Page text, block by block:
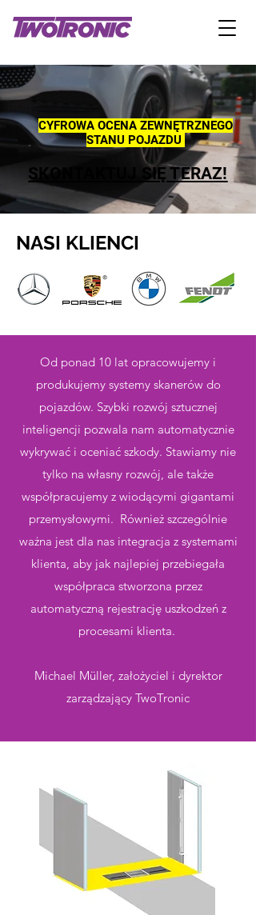
CYFROWA OCENA ZEWNĘTRZNEGO
STANU POJAZDU
SKONTAKTUJ SIĘ TERAZ!
NASI KLIENCI
Od ponad 10 lat opracowujemy i
produkujemy systemy skanerów do
pojazdów. Szybki rozwój sztucznej
inteligencji pozwala nam automatycznie
wykrywać i oceniać szkody. Stawiamy nie
tylko na własny rozwój, ale także
współpracujemy z wiodącymi gigantami
przemysłowymi. Również szczególnie
ważna jest dla nas integracja z systemami
klienta, aby jak najlepiej przebiegała
współpraca stworzona przez
automatyczną rejestrację uszkodzeń z
procesami klienta.
Michael Müller, założyciel i dyrektor
zarządzający TwoTronic